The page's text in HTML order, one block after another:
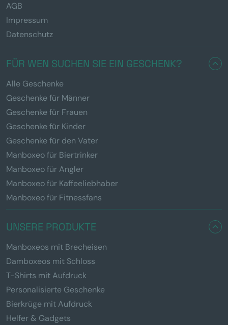
AGB
Impressum
Datenschutz
FÜR WEN SUCHEN SIE EIN GESCHENK?
Alle Geschenke
Geschenke für Männer
Geschenke für Frauen
Geschenke für Kinder
Geschenke für den Vater
Manboxeo für Biertrinker
Manboxeo für Angler
Manboxeo für Kaffeeliebhaber
Manboxeo für Fitnessfans
UNSERE PRODUKTE
Manboxeos mit Brecheisen
Damboxeos mit Schloss
T-Shirts mit Aufdruck
Personalisierte Geschenke
Bierkrüge mit Aufdruck
Helfer & Gadgets